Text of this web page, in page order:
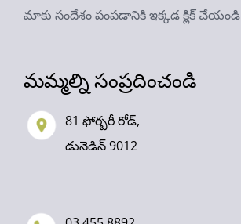
మాకు సందేశం పంపడానికి ఇక్కడ క్లిక్ చేయండి
మమ్మల్ని సంప్రదించండి
81 ఫోర్బరీ రోడ్,
డునెడిన్ 9012